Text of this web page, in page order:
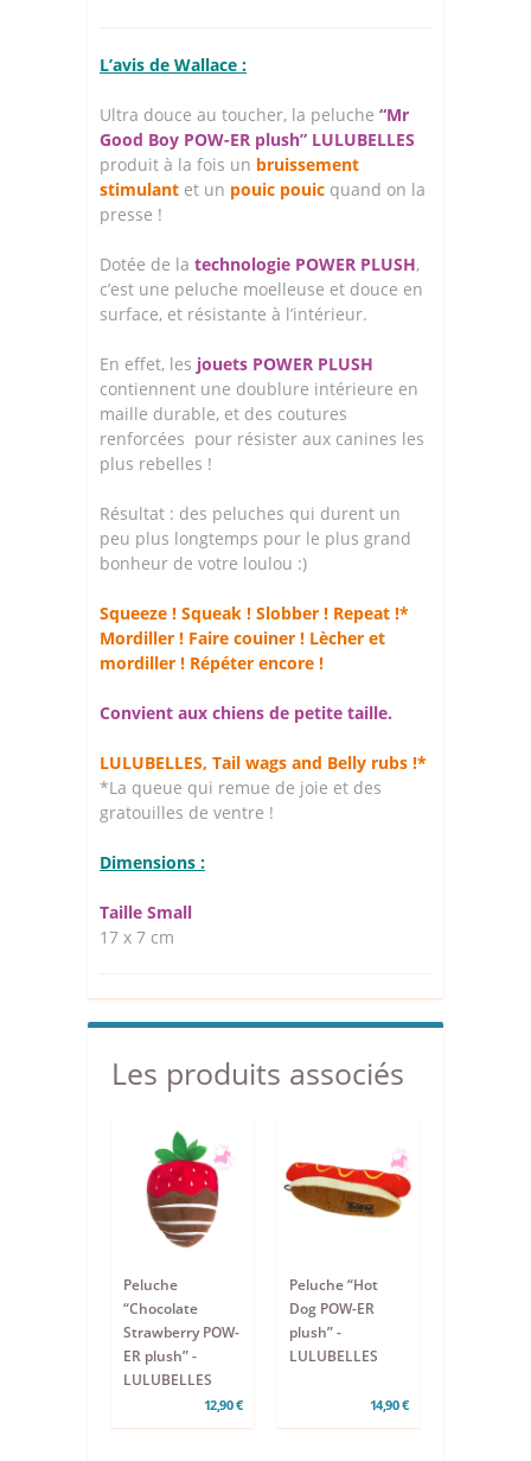
L’avis de Wallace :
Ultra douce au toucher, la peluche “Mr
Good Boy POW-ER plush” LULUBELLES
produit à la fois un bruissement
stimulant et un pouic pouic quand on la
presse !
Dotée de la technologie POWER PLUSH,
c’est une peluche moelleuse et douce en
surface, et résistante à l’intérieur.
En effet, les jouets POWER PLUSH
contiennent une doublure intérieure en
maille durable, et des coutures
renforcées pour résister aux canines les
plus rebelles !
Résultat : des peluches qui durent un
peu plus longtemps pour le plus grand
bonheur de votre loulou :)
Squeeze ! Squeak ! Slobber ! Repeat !*
Mordiller ! Faire couiner ! Lècher et
mordiller ! Répéter encore !
Convient aux chiens de petite taille.
LULUBELLES, Tail wags and Belly rubs !*
*La queue qui remue de joie et des
gratouilles de ventre !
Dimensions :
Taille Small
17 x 7 cm
Les produits associés
Peluche
“Chocolate
Strawberry POW-
ER plush” -
LULUBELLES
12,90 €
Peluche “Hot
Dog POW-ER
plush” -
LULUBELLES
14,90 €